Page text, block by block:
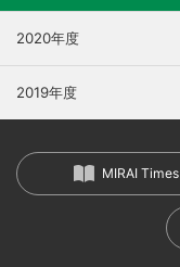
2020年度
2019年度
MIRAI Times